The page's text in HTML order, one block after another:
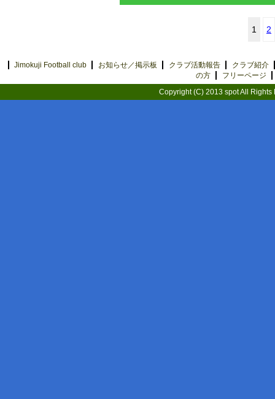
1 2
Jimokuji Football club お知らせ／掲示板 クラブ活動報告
クラブ紹介
の方
フリーページ
Copyright (C) 2013 spot All Rights